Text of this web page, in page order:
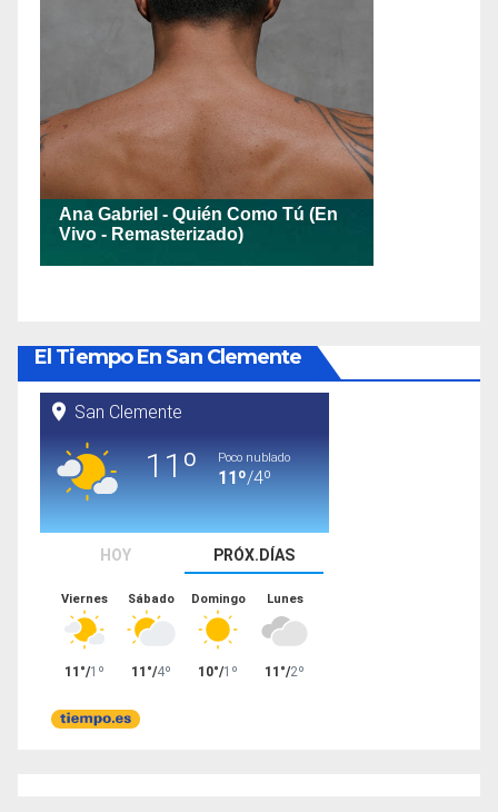
El Tiempo En San Clemente